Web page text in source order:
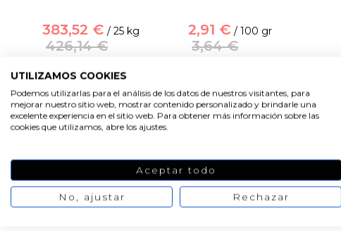
383,52 € / 25 kg
426,14 €
2,91 € / 100 gr
3,64 €
PRODUCTOS PENSADOS PARA TI
UTILIZAMOS COOKIES
Podemos utilizarlas para el análisis de los datos de nuestros visitantes, para
mejorar nuestro sitio web, mostrar contenido personalizado y brindarle una
excelente experiencia en el sitio web. Para obtener más información sobre las
cookies que utilizamos, abre los ajustes.
Aceptar todo
No, ajustar Rechazar